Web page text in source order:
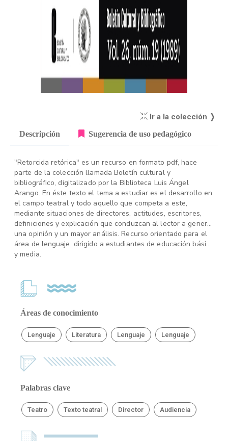
Ir a la colección ❭
Descripción Sugerencia de uso pedagógico
"Retorcida retórica" es un recurso en formato pdf, hace
parte de la colección llamada Boletín cultural y
bibliográfico, digitalizado por la Biblioteca Luis Ángel
Arango. En éste texto el tema a estudiar es el desarrollo en
el campo teatral y todo aquello que competa a este,
mediante situaciones de directores, actitudes, escritores,
definiciones y explicación que conduzcan al lector a generar
una opinión y un mayor análisis. Recurso orientado para el
área de lenguaje, dirigido a estudiantes de educación básica
y media.
Áreas de conocimiento
Lenguaje Literatura Lenguaje Lenguaje
Palabras clave
Teatro Texto teatral Director Audiencia